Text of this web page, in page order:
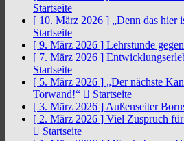
Startseite
[ 10. März 2026 ] „Denn das hier
Startseite
[ 9. März 2026 ] Lehrstunde
[ 7. März 2026 ]
Startseite
[ 5. März 2026 ] „Der nächste
Torwand!“
Startseite
[ 3. März 2026 ] Außenseiter
[ 2. März 2026 ] Viel Zuspruch für
Startseite